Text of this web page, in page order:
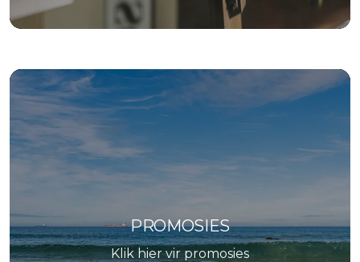
PROMOSIES
Klik hier vir promosies